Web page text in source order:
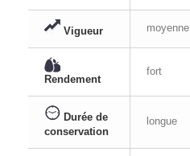
Vigueur moyenne
Rendement
fort
Durée de
conservation
longue